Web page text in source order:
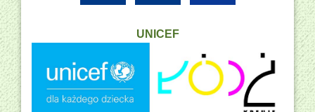
UNICEF